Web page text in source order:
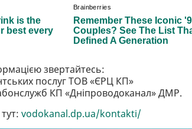
звертайтесь:
послуг ТОВ «ЄРЦ КП»
КП «Дніпроводоканал» ДМР.
vodokanal.dp.ua/kontakti/